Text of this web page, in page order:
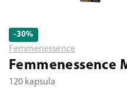
-30%
Femmenessence
Femmenessence
120 kapsula